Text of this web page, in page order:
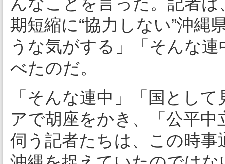
期短縮に“協力しない”沖縄
うな気がする」「そんな
べたのだ。
「そんな連中」「国とし
アで胡座をかき、「公平
伺う記者たちは、この時